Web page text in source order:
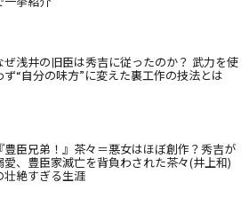
ぜ浅井の旧臣は秀吉に従ったのか？ 武力を使
ず“自分の味方”に変えた裏工作の技法とは
『豊臣兄弟！』茶々＝悪女はほぼ創作？秀吉が
愛、豊臣家滅亡を背負わされた茶々(井上和)
壮絶すぎる生涯